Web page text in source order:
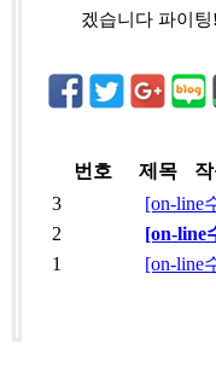
겠습니다 파이팅!
번호 제목
3
[on-line
2
[on-line
1
[on-line